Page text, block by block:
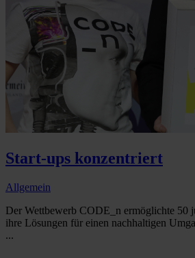
Start-ups konzentriert
Allgemein
Der Wettbewerb CODE_n ermöglichte 50
ihre Lösungen für einen nachhaltigen
...